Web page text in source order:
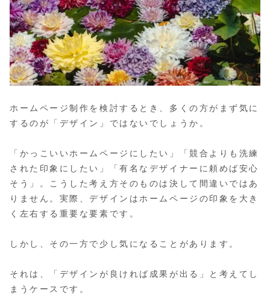
ホームページ制作を検討するとき、多くの方がまず気に
するのが「デザイン」ではないでしょうか。
「かっこいいホームページにしたい」「競合よりも洗練
された印象にしたい」「有名なデザイナーに頼めば安心
そう」。こうした考え方そのものは決して間違いではあ
りません。実際、デザインはホームページの印象を大き
く左右する重要な要素です。
しかし、その一方で少し気になることがあります。
それは、「デザインが良ければ成果が出る」と考えてし
まうケースです。